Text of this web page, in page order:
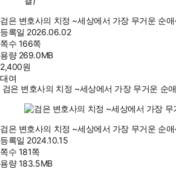
검은 변호사의 치정 ~세상에서 가장 무거운 순
등록일 2026.06.02
쪽수 166쪽
용량 269.0MB
2,400원
대여
검은 변호사의 치정 ~세상에서 가장 무거운 순
검은 변호사의 치정 ~세상에서 가장 무거운 순
등록일 2024.10.15
쪽수 181쪽
용량183.5MB